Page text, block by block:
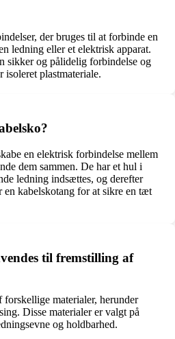
der bruges til at forbinde en
ledning eller et elektrisk apparat.
sikker og pålidelig forbindelse og
isoleret plastmateriale.
en elektrisk forbindelse mellem
dem sammen. De har et hul i
ledning indsættes, og derefter
en kabelskotang for at sikre en tæt
til fremstilling af
materialer, herunder
Disse materialer er valgt på
og holdbarhed.